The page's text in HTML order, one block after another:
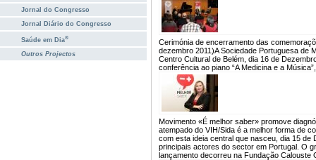
Jornal do Congresso
Jornal Diário do Congresso
Saúde em Dia®
Outros Projectos
Cerimónia de encerramento das
dezembro 2011)A Sociedade Portuguesa de
Centro Cultural de Belém, dia 16 de
conferência ao piano “A Medicina e a
Movimento «É melhor saber» promove
atempado do VIH/Sida é a melhor forma de
com esta ideia central que nasceu, dia 15 de
principais actores do sector em Portugal. O
lançamento decorreu na Fundação Calouste